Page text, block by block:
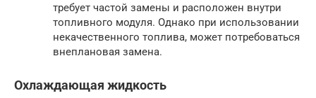
требует частой замены и расположен внутри
топливного модуля. Однако при использовании
некачественного топлива, может потребоваться
внеплановая замена.
Охлаждающая жидкость